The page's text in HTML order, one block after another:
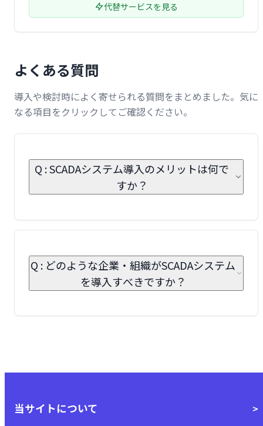
代替サービスを見る
よくある質問
導入や検討時によく寄せられる質問をまとめました。気に
なる項目をクリックしてご確認ください。
Q : SCADAシステム導入のメリットは何で
すか？
Q : どのような企業・組織がSCADAシステム
を導入すべきですか？
当サイトについて